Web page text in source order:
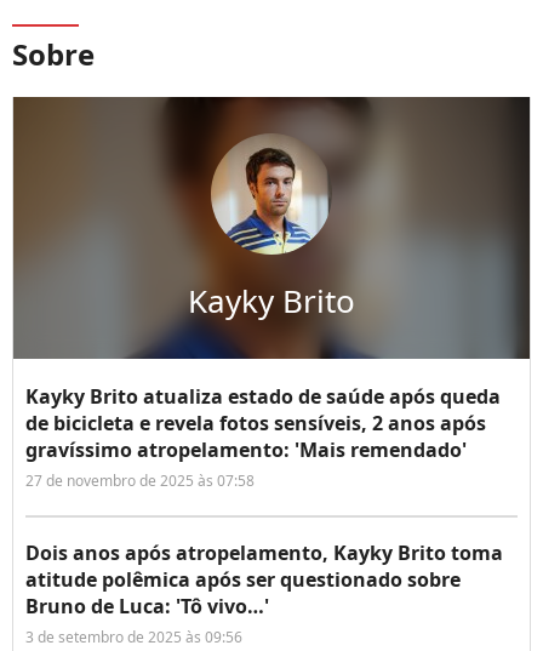
Sobre
Kayky Brito
Kayky Brito atualiza estado de saúde após queda
de bicicleta e revela fotos sensíveis, 2 anos após
gravíssimo atropelamento: 'Mais remendado'
27 de novembro de 2025 às 07:58
Dois anos após atropelamento, Kayky Brito toma
atitude polêmica após ser questionado sobre
Bruno de Luca: 'Tô vivo…'
3 de setembro de 2025 às 09:56